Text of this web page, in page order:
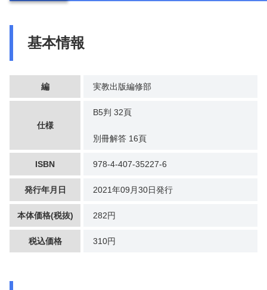
基本情報
編 実教出版編修部
仕様
B5判 32頁
別冊解答 16頁
ISBN 978-4-407-35227-6
発行年月日 2021年09月30日発行
本体価格(税抜) 282円
税込価格 310円